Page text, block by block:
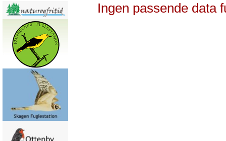
Ingen passende data